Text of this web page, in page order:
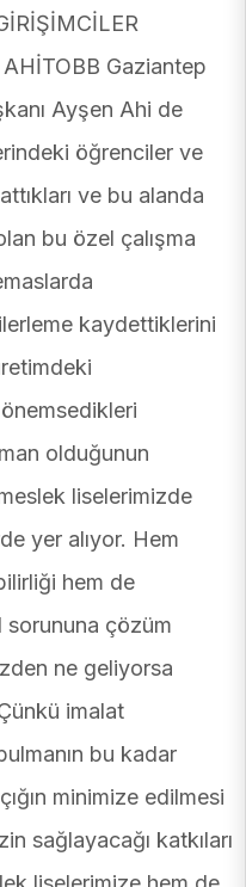
Gaziantep
Ayşen Ahi de
öğrenciler ve
ve bu alanda
bu özel çalışma
kaydettiklerini
olduğunun
liselerimizde
yer alıyor. Hem
hem de
sorununa çözüm
ne geliyorsa
imalat
bu kadar
minimize edilmesi
sağlayacağı katkıları